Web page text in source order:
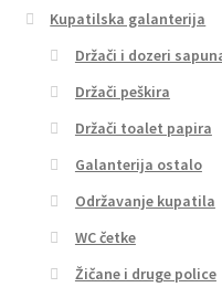
Kupatilska galanterija
Držači i dozeri
Držači peškira
Držači toalet papira
Galanterija ostalo
Održavanje kupatila
WC četke
Žičane i druge police